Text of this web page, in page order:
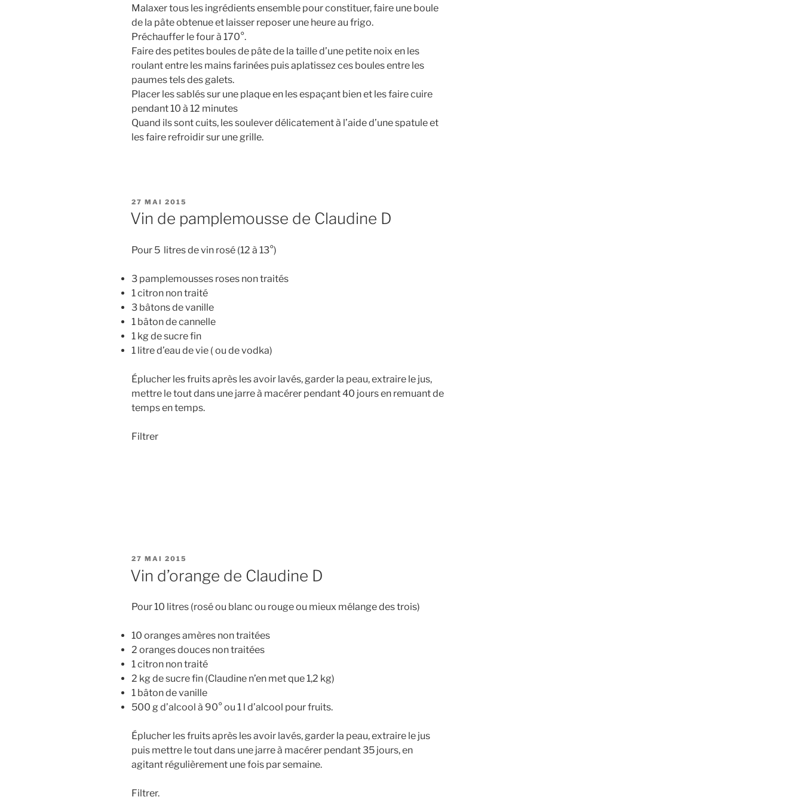
Malaxer tous les ingrédients ensemble pour constituer, faire une boule
de la pâte obtenue et laisser reposer une heure au frigo.
Préchauffer le four à 170°.
Faire des petites boules de pâte de la taille d’une petite noix en les
roulant entre les mains farinées puis aplatissez ces boules entre les
paumes tels des galets.
Placer les sablés sur une plaque en les espaçant bien et les faire cuire
pendant 10 à 12 minutes
Quand ils sont cuits, les soulever délicatement à l’aide d’une spatule et
les faire refroidir sur une grille.
PUBLIÉ
LE
27 MAI 2015
Vin de pamplemousse de Claudine D
Pour 5 litres de vin rosé (12 à 13°)
3 pamplemousses roses non traités
1 citron non traité
3 bâtons de vanille
1 bâton de cannelle
1 kg de sucre fin
1 litre d’eau de vie ( ou de vodka)
Éplucher les fruits après les avoir lavés, garder la peau, extraire le jus,
mettre le tout dans une jarre à macérer pendant 40 jours en remuant de
temps en temps.
Filtrer
PUBLIÉ
27 MAI 2015
Vin d’orange de Claudine D
Pour 10 litres (rosé ou blanc ou rouge ou mieux mélange des trois)
10 oranges amères non traitées
2 oranges douces non traitées
1 citron non traité
2 kg de sucre fin (Claudine n’en met que 1,2 kg)
1 bâton de vanille
500 g d’alcool à 90° ou 1 l d’alcool pour fruits.
Éplucher les fruits après les avoir lavés, garder la peau, extraire le jus
puis mettre le tout dans une jarre à macérer pendant 35 jours, en
agitant régulièrement une fois par semaine.
Filtrer.